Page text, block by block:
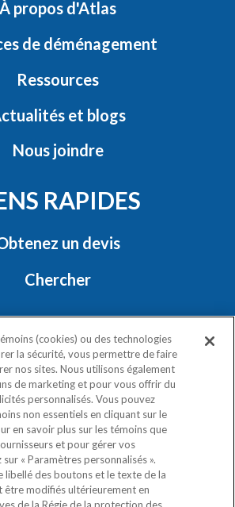
À propos d'Atlas
de déménagement
Ressources
et blogs
Nous joindre
RAPIDES
un devis
Chercher
EN CONTACT
de confidentialité
vos droits
(cookies) ou des technologies
la sécurité, vous permettre de faire
nos sites. Nous utilisons également
de marketing et pour vous offrir du
personnalisés. Vous pouvez
non essentiels en cliquant sur le
en savoir plus sur les témoins que
et pour gérer vos
« Paramètres personnalisés ».
libellé des boutons et le texte de la
être modifiés ultérieurement en